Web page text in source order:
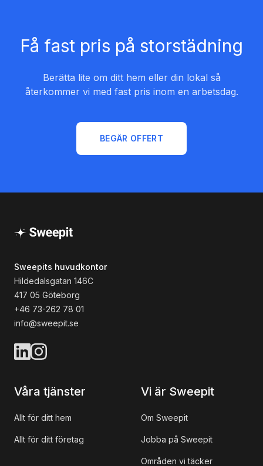
Få fast pris på storstädning
Berätta lite om ditt hem eller din lokal så
återkommer vi med fast pris inom en arbetsdag.
BEGÄR OFFERT
Sweepits huvudkontor
Hildedalsgatan 146C
417 05 Göteborg
+46 73-262 78 01
info@sweepit.se
Våra tjänster
Allt för ditt hem
Allt för ditt företag
Vi är Sweepit
Om Sweepit
Jobba på Sweepit
Områden vi täcker